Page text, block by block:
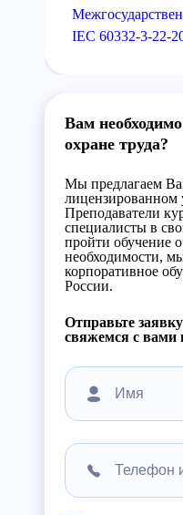
IEC 60332-3-22-
Вам
охране труда?
Мы предлагаем
лицензированном
Преподаватели
специалисты в
пройти обучение
необходимости,
корпоративное
России.
Отправьте
свяжемся с вами